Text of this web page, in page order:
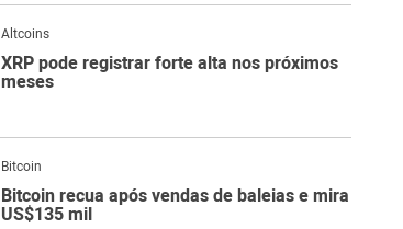
Altcoins
XRP pode registrar forte alta nos próximos
meses
Bitcoin
Bitcoin recua após vendas de baleias e mira
US$135 mil